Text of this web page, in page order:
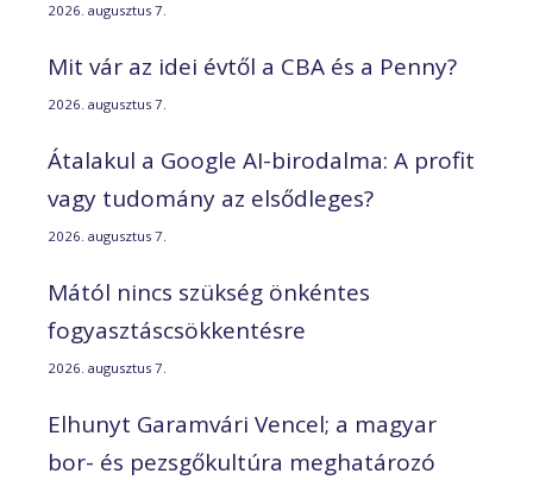
2026. augusztus 7.
Mit vár az idei évtől a CBA és a Penny?
2026. augusztus 7.
Átalakul a Google AI-birodalma: A profit
vagy tudomány az elsődleges?
2026. augusztus 7.
Mától nincs szükség önkéntes
fogyasztáscsökkentésre
2026. augusztus 7.
Elhunyt Garamvári Vencel; a magyar
bor- és pezsgőkultúra meghatározó